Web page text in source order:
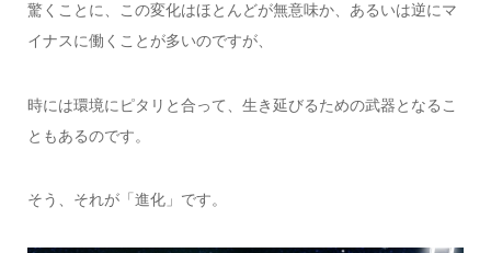
驚くことに、この変化はほとんどが無意味か、あるいは逆にマ
イナスに働くことが多いのですが、
時には環境にピタリと合って、生き延びるための武器となるこ
ともあるのです。
そう、それが「進化」です。